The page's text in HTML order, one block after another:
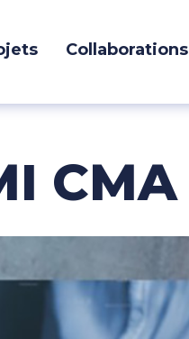
Collaborations
CMA